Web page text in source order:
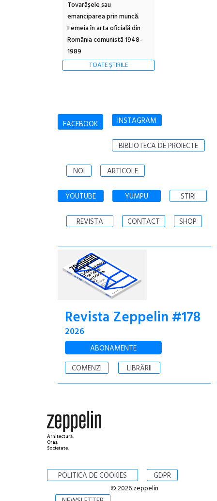
Tovarășele sau
emanciparea prin muncă.
Femeia în arta oficială din
România comunistă 1948-
1989
TOATE ȘTIRILE
FACEBOOK INSTAGRAM
BIBLIOTECA DE PROIECTE
NOI ARTICOLE
YOUTUBE YUMPU STIRI
REVISTA CONTACT SHOP
Revista Zeppelin #178
2026
ABONAMENTE
COMENZI
LIBRĂRII
Arhitectură.
Oraș.
Societate.
POLITICA DE COOKIES GDPR
© 2026 zeppelin